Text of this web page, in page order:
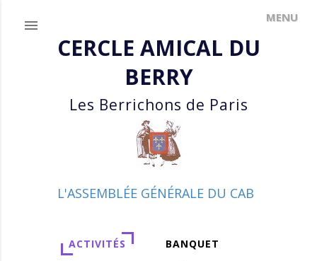
CERCLE AMICAL DU
BERRY
Les Berrichons de Paris
L'ASSEMBLÉE GÉNÉRALE DU CAB
ACTIVITÉS
BANQUET